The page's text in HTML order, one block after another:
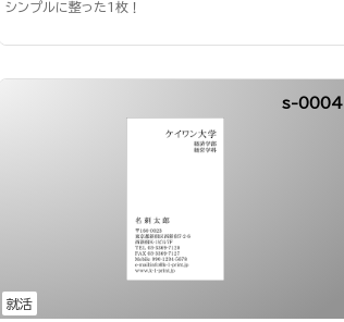
シンプルに整った1枚！
就活
s-0004